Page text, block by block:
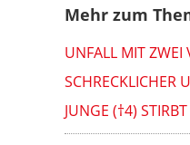
Mehr zum
UNFALL MIT ZWEI
SCHRECKLICHER
JUNGE (†4)